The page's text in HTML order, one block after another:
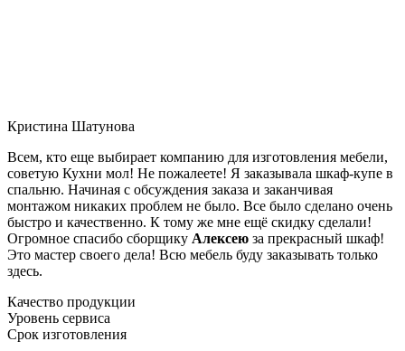
Кристина Шатунова
Всем, кто еще выбирает компанию для изготовления мебели,
советую Кухни мол! Не пожалеете! Я заказывала шкаф-купе в
спальню. Начиная с обсуждения заказа и заканчивая
монтажом никаких проблем не было. Все было сделано очень
быстро и качественно. К тому же мне ещё скидку сделали!
Огромное спасибо сборщику Алексею за прекрасный шкаф!
Это мастер своего дела! Всю мебель буду заказывать только
здесь.
Качество продукции
Уровень сервиса
Срок изготовления